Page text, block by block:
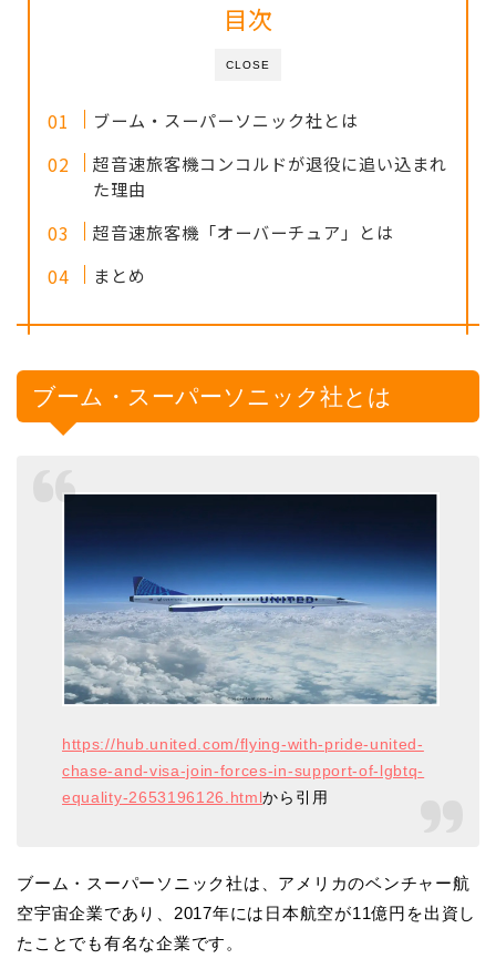
CLOSE
目次
ブーム・スーパーソニック社とは
超音速旅客機コンコルドが退役に追い込まれ
た理由
超音速旅客機「オーバーチュア」とは
まとめ
ブーム・スーパーソニック社とは
https://hub.united.com/flying-with-pride-united-
chase-and-visa-join-forces-in-support-of-lgbtq-
equality-2653196126.htmlから引用
ブーム・スーパーソニック社は、アメリカのベンチャー航
空宇宙企業であり、2017年には日本航空が11億円を出資し
たことでも有名な企業です。